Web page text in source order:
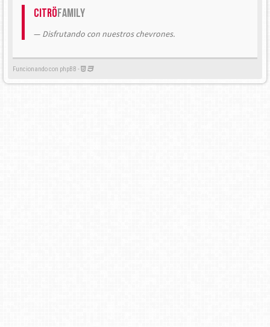
CitröFamily
Disfrutando con nuestros chevrones.
Funcionando con phpBB -